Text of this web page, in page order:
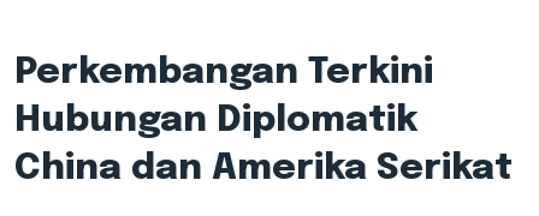
Perkembangan Terkini
Hubungan Diplomatik
China dan Amerika Serikat